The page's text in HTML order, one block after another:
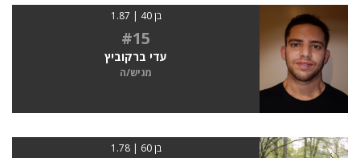
בן 40 | 1.87
#15
עדי ברקוביץ
מגיש/ה
בן 60 | 1.78